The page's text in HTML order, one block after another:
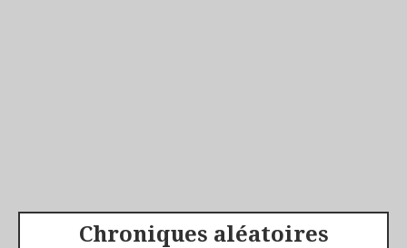
Chroniques aléatoires